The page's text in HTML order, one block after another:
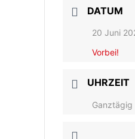
DATUM
20 Juni
Vorbei!
UHRZEIT
Ganztägig